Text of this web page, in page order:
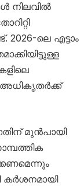
നിലവിൽ
2026-ലെ എട്ടാം
അധികൃതർക്ക്
മുൻപായി